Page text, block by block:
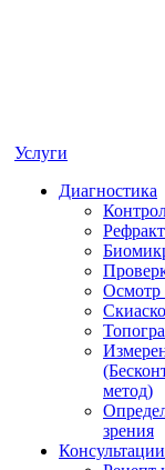
Услуги
Диагностика
Осмотр
метод)
зрения